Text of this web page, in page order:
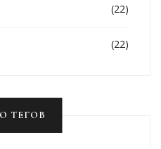
(22)
(22)
ТЕГОВ